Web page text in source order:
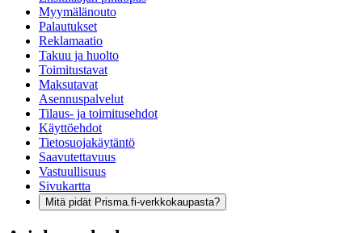
Myymälänouto
Palautukset
Reklamaatio
Takuu ja huolto
Toimitustavat
Maksutavat
Asennuspalvelut
Tilaus- ja toimitusehdot
Käyttöehdot
Tietosuojakäytäntö
Saavutettavuus
Vastuullisuus
Sivukartta
Mitä pidät Prisma.fi-verkkokaupasta?